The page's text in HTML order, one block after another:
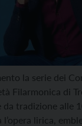
la serie dei
Filarmonica di
da tradizione alle
lirica,